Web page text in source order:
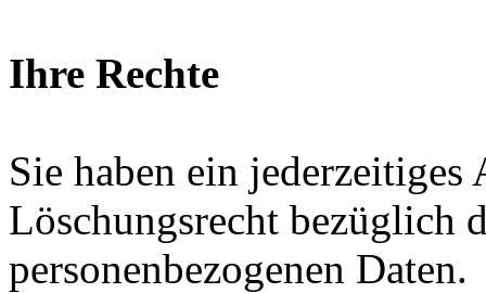
Ihre Rechte
Sie haben ein
Löschungsrecht bezüglich
personenbezogenen Daten.